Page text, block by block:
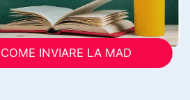
INVIARE LA MAD